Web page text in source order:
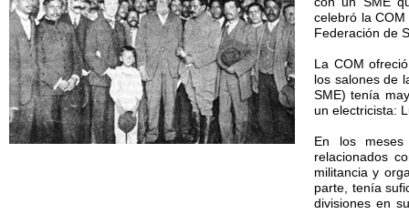
celebró la
Federación de
La COM
los salones de
SME) tenía
un electricista:
En los meses
relacionados
militancia y
parte, tenía
divisiones en